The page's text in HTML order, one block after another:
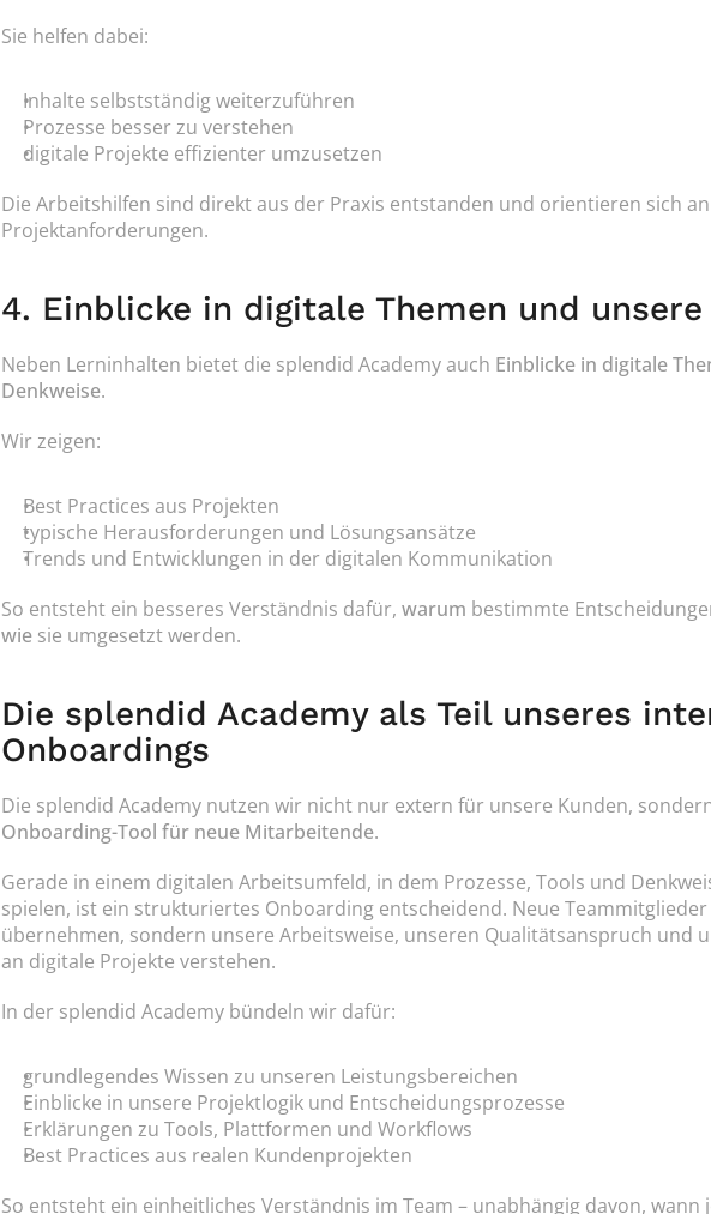
Sie helfen dabei:
Inhalte selbstständig weiterzuführen
Prozesse besser zu verstehen
digitale Projekte effizienter umzusetzen
Die Arbeitshilfen sind direkt aus der Praxis entstanden und orientieren sich
Projektanforderungen.
4. Einblicke in digitale Themen und
Neben Lerninhalten bietet die splendid Academy auch Einblicke in digitale
Denkweise.
Wir zeigen:
Best Practices aus Projekten
typische Herausforderungen und Lösungsansätze
Trends und Entwicklungen in der digitalen Kommunikation
So entsteht ein besseres Verständnis dafür, warum
wie sie umgesetzt werden.
Die splendid Academy als Teil unseres
Onboardings
Die splendid Academy nutzen wir nicht nur extern für unsere Kunden,
Onboarding-Tool für neue Mitarbeitende.
Gerade in einem digitalen Arbeitsumfeld, in dem Prozesse, Tools und
spielen, ist ein strukturiertes Onboarding entscheidend. Neue
übernehmen, sondern unsere Arbeitsweise, unseren Qualitätsanspruch und
an digitale Projekte verstehen.
In der splendid Academy bündeln wir dafür:
grundlegendes Wissen zu unseren Leistungsbereichen
Einblicke in unsere Projektlogik und Entscheidungsprozesse
Erklärungen zu Tools, Plattformen und Workflows
Best Practices aus realen Kundenprojekten
So entsteht ein einheitliches Verständnis im Team – unabhängig davon,